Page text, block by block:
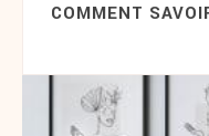
COMMENT